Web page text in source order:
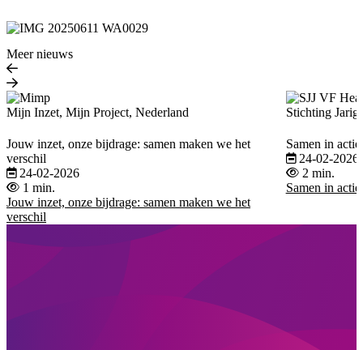
Meer nieuws
Mijn Inzet, Mijn Project, Nederland
Jouw inzet, onze bijdrage: samen maken we het
verschil
24-02-2026
1 min.
Jouw inzet, onze bijdrage: samen maken we het
verschil
Stichting
Samen in
24-02-2026
2 min.
Samen in